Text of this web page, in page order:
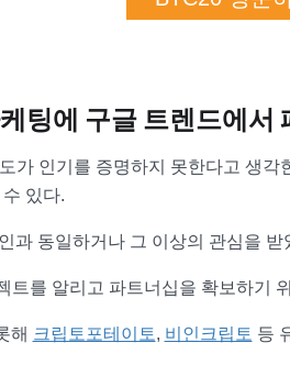
팅에 구글 트렌드에서
가 인기를 증명하지 못한다고 생각
있다.
과 동일하거나 그 이상의 관심을 받
트를 알리고 파트너십을 확보하기
해 크립토포테이토, 비인크립토 등